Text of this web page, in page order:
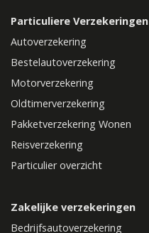
Particuliere Verzekeringen
Autoverzekering
Bestelautoverzekering
Motorverzekering
Oldtimerverzekering
Pakketverzekering Wonen
Reisverzekering
Particulier overzicht
Zakelijke verzekeringen
Bedrijfsautoverzekering